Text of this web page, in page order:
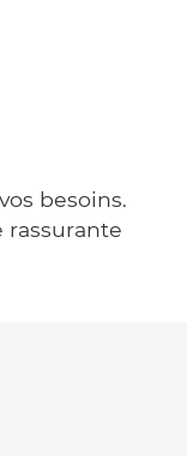
besoins.
rassurante